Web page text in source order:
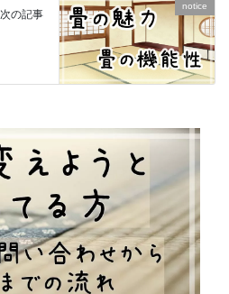
notice
次の記事